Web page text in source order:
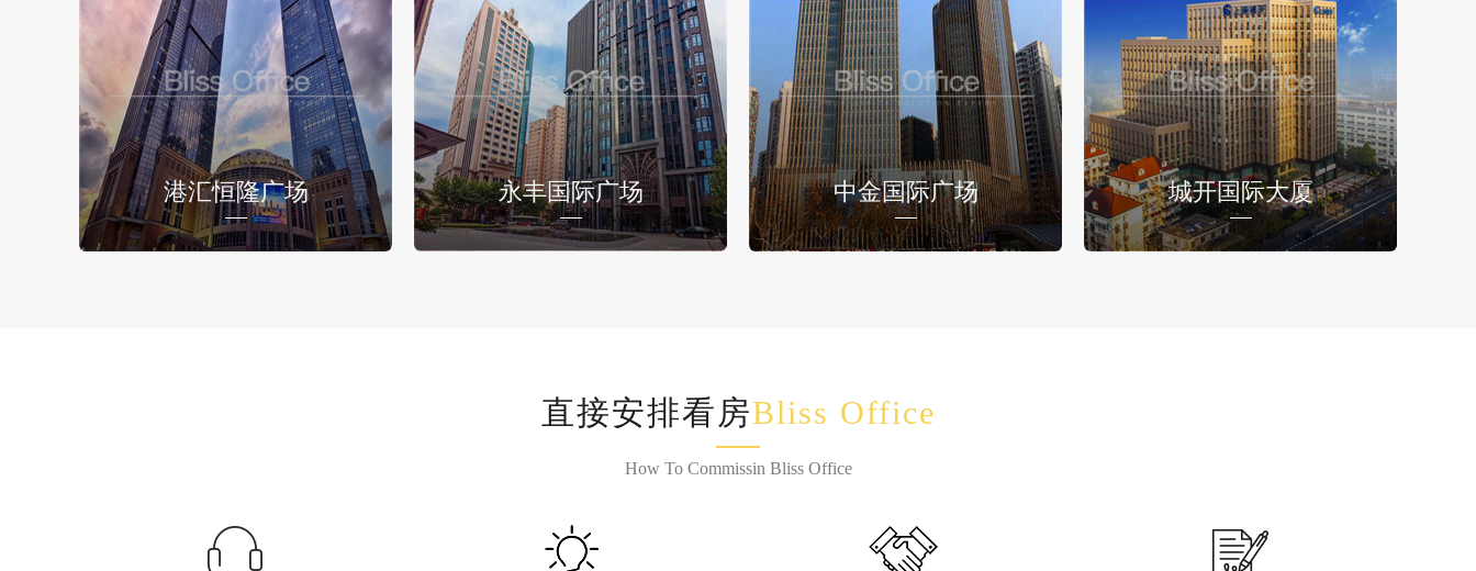
港汇恒隆广场 永丰国际广场 中金国际广场 城开国际大厦
直接安排看房Bliss Office
How To Commissin Bliss Office